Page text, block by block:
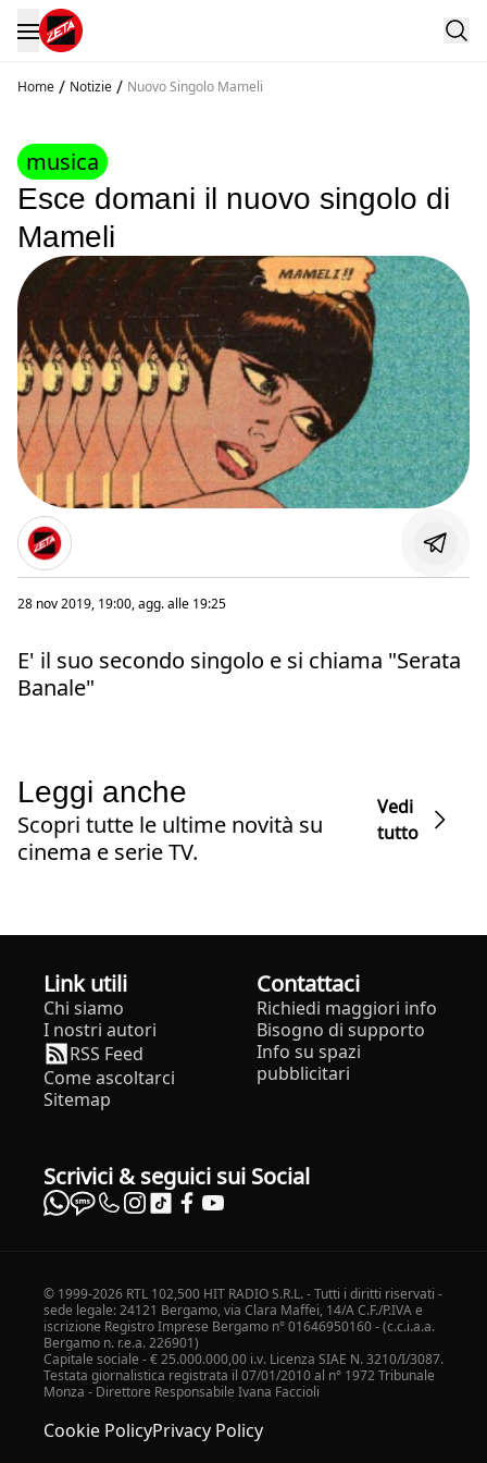
Home / Notizie / Nuovo Singolo Mameli
musica
Esce domani il nuovo singolo di
Mameli
28 nov 2019, 19:00, agg. alle 19:25
E' il suo secondo singolo e si chiama "Serata
Banale"
Leggi anche
Scopri tutte le ultime novità su
cinema e serie TV.
Vedi
tutto
Link utili
Chi siamo
I nostri autori
RSS Feed
Come ascoltarci
Sitemap
Contattaci
Richiedi maggiori info
Bisogno di supporto
Info su spazi
pubblicitari
Scrivici & seguici sui Social
© 1999-2026 RTL 102,500 HIT RADIO S.R.L. - Tutti i diritti riservati -
sede legale: 24121 Bergamo, via Clara Maffei, 14/A C.F./P.IVA e
iscrizione Registro Imprese Bergamo n° 01646950160 - (c.c.i.a.a.
Bergamo n. r.e.a. 226901)
Capitale sociale - € 25.000.000,00 i.v. Licenza SIAE N. 3210/I/3087.
Testata giornalistica registrata il 07/01/2010 al n° 1972 Tribunale
Monza - Direttore Responsabile Ivana Faccioli
Cookie PolicyPrivacy Policy